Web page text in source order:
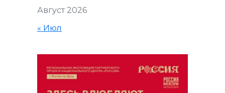
Август 2026
« Июл